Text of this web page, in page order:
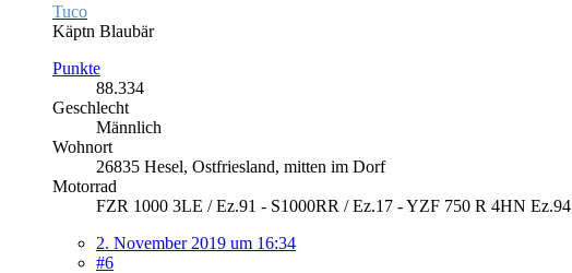
Tuco
Käptn Blaubär
Punkte
88.334
Geschlecht
Männlich
Wohnort
26835 Hesel, Ostfriesland, mitten im Dorf
Motorrad
FZR 1000 3LE / Ez.91 - S1000RR / Ez.17 - YZF 750 R 4HN Ez.94
2. November 2019 um 16:34
#6